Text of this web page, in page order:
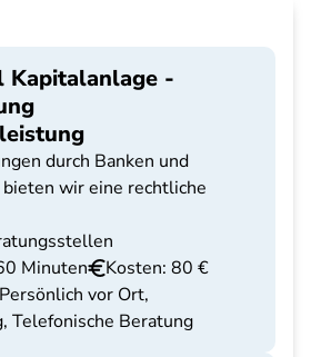
Kapitalanlage -
durch Banken und
wir eine rechtliche
Minuten
Kosten: 80 €
vor Ort,
Telefonische Beratung